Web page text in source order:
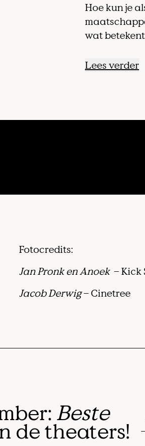
Hoe kun je
wat
Lees verder
Fotocredits:
Jan Pronk en Anoek– Kick
Jacob Derwig– Cinetree
Beste
de theaters!